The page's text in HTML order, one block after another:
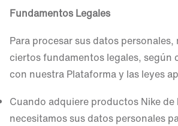
Fundamentos Legales
Para procesar sus datos personales,
ciertos fundamentos legales, según
con nuestra Plataforma y las leyes
Cuando adquiere productos Nike
necesitamos sus datos personales